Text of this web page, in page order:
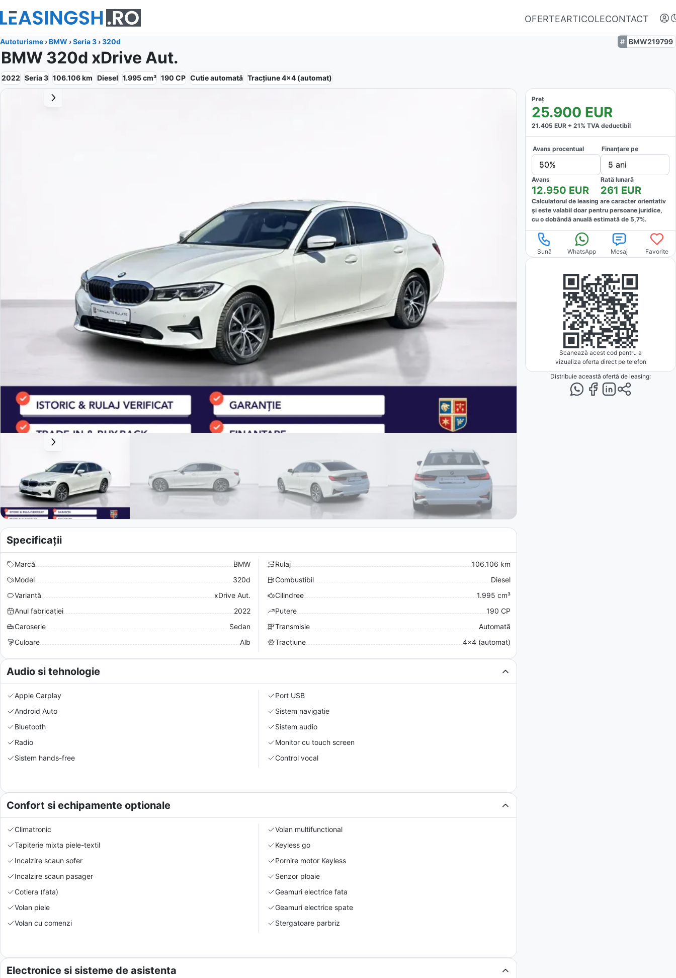
OFERTEARTICOLECONTACT
Autentifică-te
Nu ai oferte favorite
Autoturisme ›BMW ›Seria 3 ›320d BMW219799
BMW 320d xDrive Aut.
2022 Seria 3 106.106km Diesel 1.995cm³ 190 CP Cutieautomată Tracțiune4x4 (automat)
Preț
25.900 EUR
21.405 EUR + 21% TVA deductibil
Avans procentual
50%
Finanțare pe
5 ani
Avans
12.950 EUR
Rată lunară
261 EUR
Calculatorul de leasing are caracter orientativ
și este valabil doar pentru persoane juridice,
cu o dobândă anuală estimată de 5,7%.
Sună WhatsApp Mesaj Favorite
Scanează acest cod pentru a
vizualiza oferta direct pe telefon
Distribuie această ofertă de leasing:
Specificații
Marcă
BMW
Model
320d
Variantă
xDrive Aut.
Anul fabricației
2022
Caroserie
Sedan
Culoare
Alb
Rulaj
106.106 km
Combustibil
Diesel
Cilindree
1.995 cm³
Putere
190 CP
Transmisie
Automată
Tracțiune
4x4 (automat)
Audio si tehnologie
Apple Carplay
Android Auto
Bluetooth
Radio
Sistem hands-free
Port USB
Sistem navigatie
Sistem audio
Monitor cu touch screen
Control vocal
Confort si echipamente optionale
Climatronic
Tapiterie mixta piele-textil
Incalzire scaun sofer
Incalzire scaun pasager
Cotiera (fata)
Volan piele
Volan cu comenzi
Volan multifunctional
Keyless go
Pornire motor Keyless
Senzor ploaie
Geamuri electrice fata
Geamuri electrice spate
Stergatoare parbriz
Electronice si sisteme de asistenta